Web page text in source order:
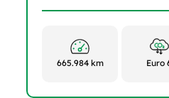
665.984 km Euro